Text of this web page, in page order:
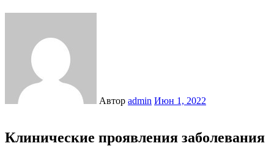
Автор admin Июн 1, 2022
Клинические проявления заболевания